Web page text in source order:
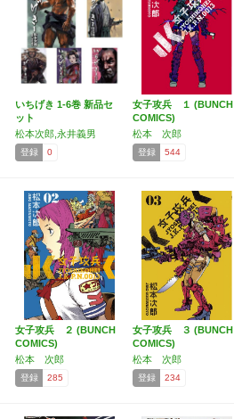
いちげき 1-6巻 新品セ
ット
松本次郎,永井義男
登録 0
女子攻兵 １ (BUNCH
COMICS)
松本 次郎
登録 544
女子攻兵 ２ (BUNCH
COMICS)
松本 次郎
登録 285
女子攻兵 ３ (BUNCH
COMICS)
松本 次郎
登録 234